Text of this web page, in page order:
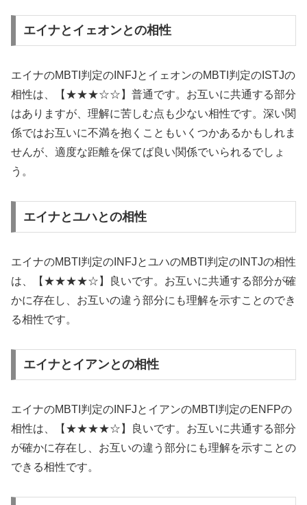
エイナとイェオンとの相性
エイナのMBTI判定のINFJとイェオンのMBTI判定のISTJの
相性は、【★★★☆☆】普通です。お互いに共通する部分
はありますが、理解に苦しむ点も少ない相性です。深い関
係ではお互いに不満を抱くこともいくつかあるかもしれま
せんが、適度な距離を保てば良い関係でいられるでしょ
う。
エイナとユハとの相性
エイナのMBTI判定のINFJとユハのMBTI判定のINTJの相性
は、【★★★★☆】良いです。お互いに共通する部分が確
かに存在し、お互いの違う部分にも理解を示すことのでき
る相性です。
エイナとイアンとの相性
エイナのMBTI判定のINFJとイアンのMBTI判定のENFPの
相性は、【★★★★☆】良いです。お互いに共通する部分
が確かに存在し、お互いの違う部分にも理解を示すことの
できる相性です。